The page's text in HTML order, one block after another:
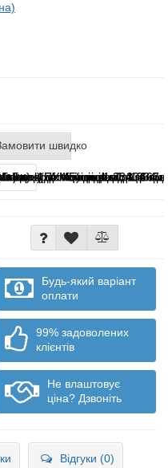
швидко
Будь-який варіант
оплати
99% задоволених
клієнтів
Не влаштовує
ціна? Дзвоніть
Відгуки (0)